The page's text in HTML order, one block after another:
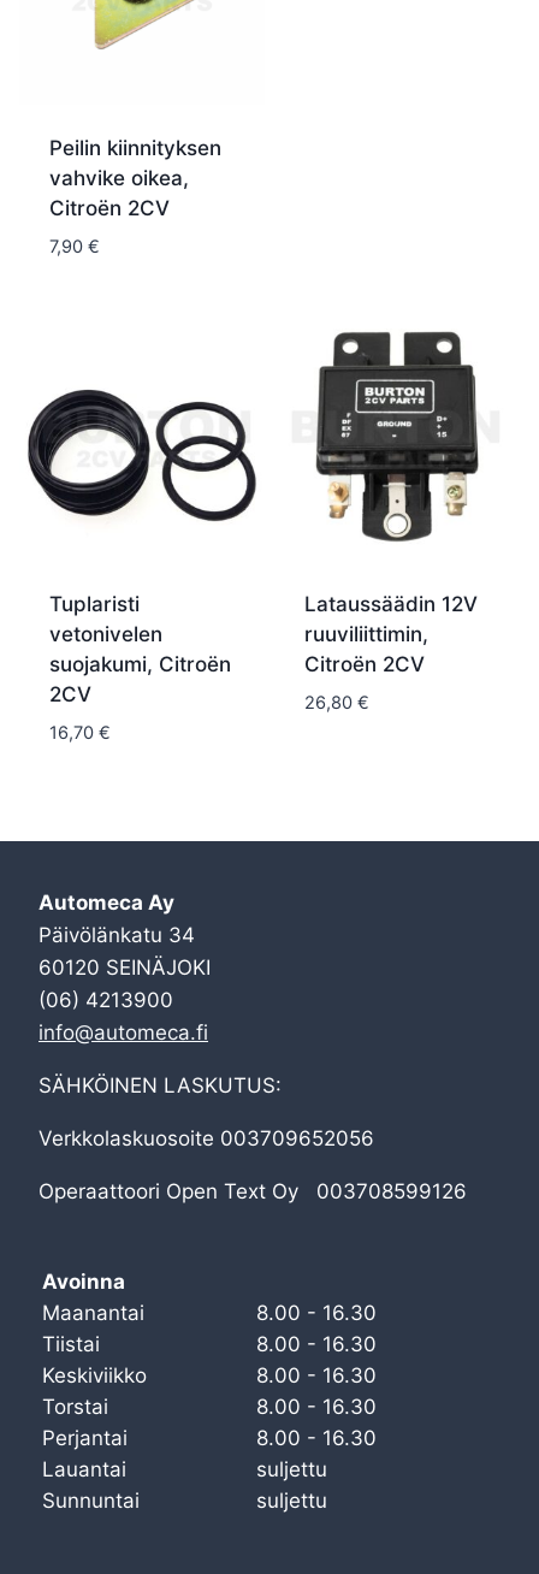
Peilin kiinnityksen
vahvike oikea,
Citroën 2CV
7,90 €
Tuplaristi
vetonivelen
suojakumi, Citroën
2CV
16,70 €
Lataussäädin 12V
ruuviliittimin,
Citroën 2CV
26,80 €
Automeca Ay
Päivölänkatu 34
60120 SEINÄJOKI
(06) 4213900
info@automeca.fi
SÄHKÖINEN LASKUTUS:
Verkkolaskuosoite 003709652056
Operaattoori Open Text Oy 003708599126
Avoinna
Maanantai
8.00 - 16.30
Tiistai
8.00 - 16.30
Keskiviikko
8.00 - 16.30
Torstai
8.00 - 16.30
Perjantai
8.00 - 16.30
Lauantai
suljettu
Sunnuntai
suljettu